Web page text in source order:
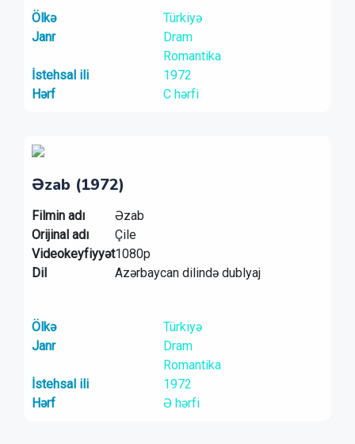
Ölkə
Türkiyə
Janr
Dram
Romantika
İstehsal ili
1972
Hərf
C hərfi
Əzab (1972)
Filmin adı
Əzab
Orijinal adı
Çile
Videokeyfiyyət1080p
Dil
Azərbaycan dilində dublyaj
Ölkə
Türkiyə
Janr
Dram
Romantika
İstehsal ili
1972
Hərf
Ə hərfi